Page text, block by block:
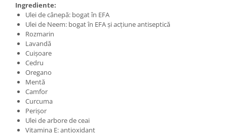
Ingrediente:
Ulei de cânepă: bogat în EFA
Ulei de Neem: bogat în EFA și acțiune antiseptică
Rozmarin
Lavandă
Cuișoare
Cedru
Oregano
Mentă
Camfor
Curcuma
Perișor
Ulei de arbore de ceai
Vitamina E: antioxidant